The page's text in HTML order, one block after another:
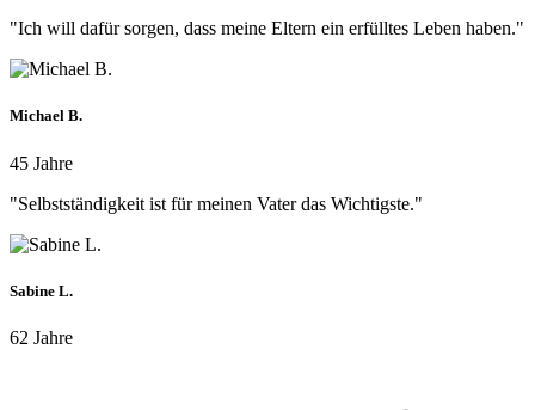
"Ich will dafür sorgen, dass meine Eltern ein erfülltes Leben haben."
Michael B.
45 Jahre
"Selbstständigkeit ist für meinen Vater das Wichtigste."
Sabine L.
62 Jahre